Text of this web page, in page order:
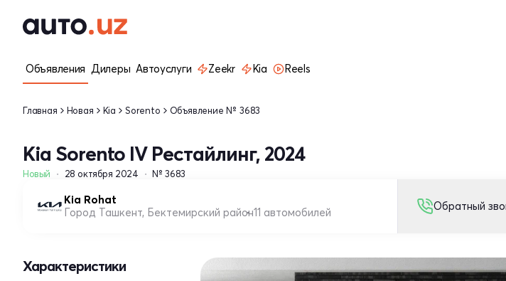
Объявления Дилеры Автоуслуги Zeekr Kia Reels
Главная Новая Kia Sorento Объявление № 3683
Kia Sorento IV Рестайлинг, 2024
Новый 28 октября 2024 № 3683
Kia Rohat
Город Ташкент, Бектемирский район11 автомобилей Обратный
Характеристики